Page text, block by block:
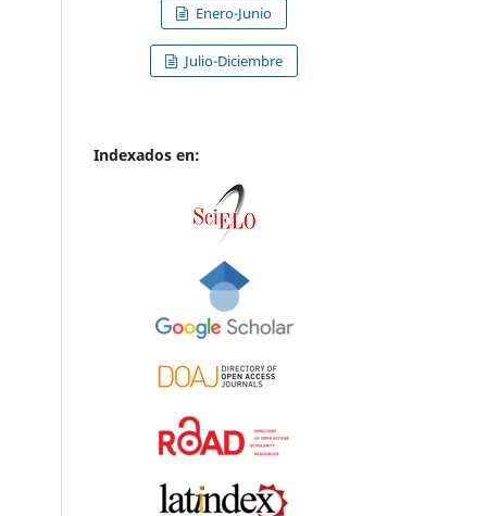
Enero-Junio
Julio-Diciembre
Indexados en: